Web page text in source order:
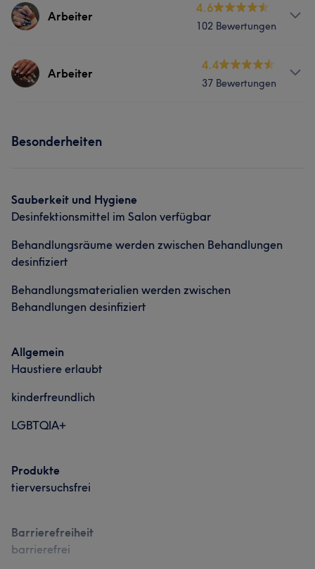
Arbeiter
4.6
102 Bewertungen
Services
Portfolio
Arbeiter
4.4
37 Bewertungen
Portfolio
Besonderheiten
Sauberkeit und Hygiene
Desinfektionsmittel im Salon verfügbar
Behandlungsräume werden zwischen Behandlungen
desinfiziert
Behandlungsmaterialien werden zwischen
Behandlungen desinfiziert
Allgemein
Haustiere erlaubt
kinderfreundlich
LGBTQIA+
Produkte
tierversuchsfrei
Barrierefreiheit
barrierefrei